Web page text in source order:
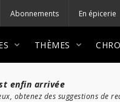
Abonnements En épicerie
THÈMES
enfin arrivée
obtenez des suggestions de